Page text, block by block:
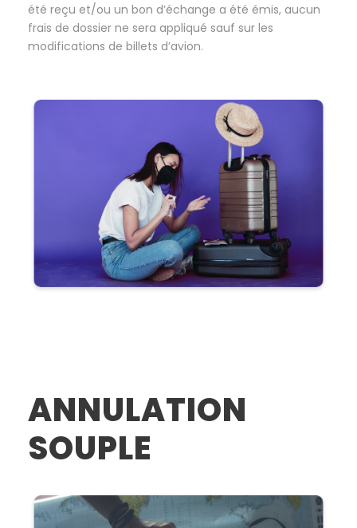
été reçu et/ou un bon d’échange a été émis, aucun
frais de dossier ne sera appliqué sauf sur les
modifications de billets d’avion.
ANNULATION
SOUPLE